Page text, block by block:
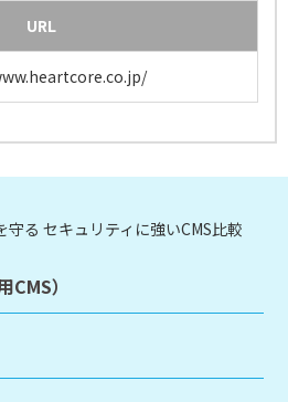
URL
る セキュリティに強いCMS比較
）